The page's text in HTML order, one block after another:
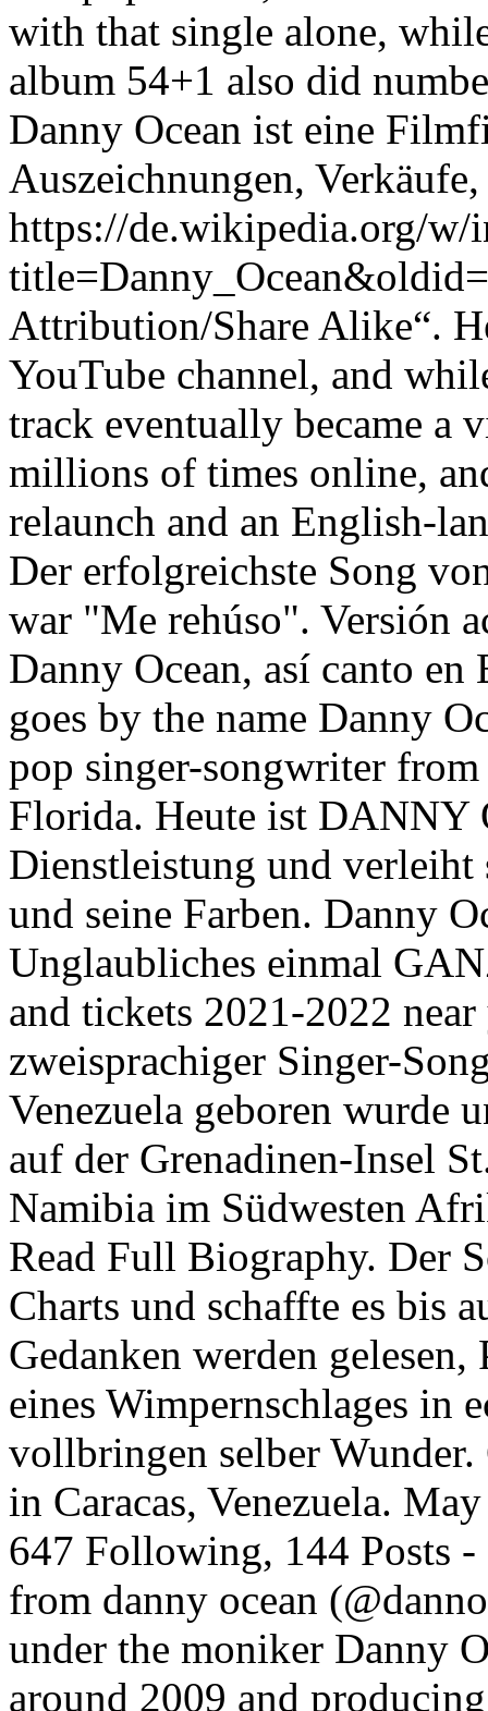
with that single alone,
album 54+1 also did
Danny Ocean ist eine
Auszeichnungen,
https://de.wikipedia.org/w/
Attribution/Share Alike“.
YouTube channel, and
track eventually became a
millions of times online,
relaunch and an English-
Der erfolgreichste Song
war "Me rehúso". Versión
Danny Ocean, así canto
goes by the name Danny
pop singer-songwriter
Florida. Heute ist DANNY
Dienstleistung und verleiht
und seine Farben. Danny
Unglaubliches einmal
and tickets 2021-2022
zweisprachiger Singer-
Venezuela geboren wurde
auf der Grenadinen-Insel
Namibia im Südwesten
Read Full Biography. Der
Charts und schaffte es bis
Gedanken werden
eines Wimpernschlages in
vollbringen selber
in Caracas, Venezuela.
647 Following, 144 Posts -
from danny ocean
under the moniker Danny
around 2009 and